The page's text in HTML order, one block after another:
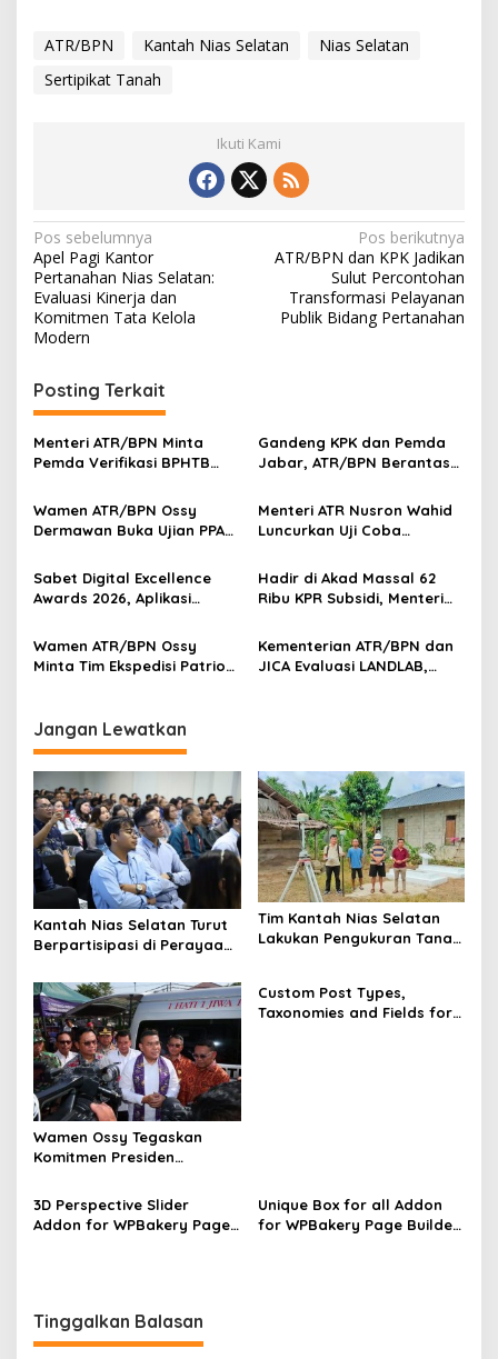
ATR/BPN Kantah Nias Selatan
Nias Selatan
Sertipikat Tanah
Ikuti Kami
Navigasi
pos
Pos sebelumnya
Apel Pagi Kantor
Pertanahan Nias Selatan:
Evaluasi Kinerja dan
Komitmen Tata Kelola
Modern
Pos berikutnya
ATR/BPN dan KPK Jadikan
Sulut Percontohan
Transformasi Pelayanan
Publik Bidang Pertanahan
Posting Terkait
Menteri ATR/BPN Minta
Pemda Verifikasi BPHTB
Bakal Diintegrasikan
Gandeng KPK dan Pemda
Jabar, ATR/BPN Berantas
Lahan
Wamen ATR/BPN Ossy
Dermawan Buka Ujian PPAT
Menteri ATR Nusron Wahid
Luncurkan Uji Coba
Hari Mulai 17 Agustus
Sabet Digital Excellence
Awards 2026, Aplikasi
Raih Top Public Service App
Hadir di Akad Massal 62
Ribu KPR Subsidi, Menteri
Beri Kepastian Hukum
Wamen ATR/BPN Ossy
Minta Tim Ekspedisi Patriot
Transmigrasi
Kementerian ATR/BPN dan
JICA Evaluasi LANDLAB,
Jangan Lewatkan
Kantah Nias Selatan Turut
Berpartisipasi di Perayaan
Tim Kantah Nias Selatan
Lakukan Pengukuran Tanah
Wamen Ossy Tegaskan
Komitmen Presiden
Kesejahteraan Rakyat
Lewat Kepastian Hukum
Custom Post Types,
Taxonomies and Fields for
3D Perspective Slider
Addon for WPBakery Page
Unique Box for all Addon
for WPBakery Page Builder
Tinggalkan Balasan